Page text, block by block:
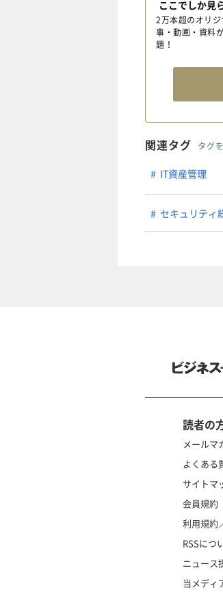
ここでしか見
2万本超のオリ
事・動画・資料
題！
関連タグ タグ
IT資産管理
セキュリティ
読者の
メールマ
よくある
サイトマ
会員規約
利用規約
RSSにつ
ニュース
当メディ